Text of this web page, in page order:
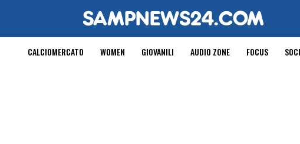
CALCIOMERCATO WOMEN GIOVANILI AUDIO ZONE FOCUS